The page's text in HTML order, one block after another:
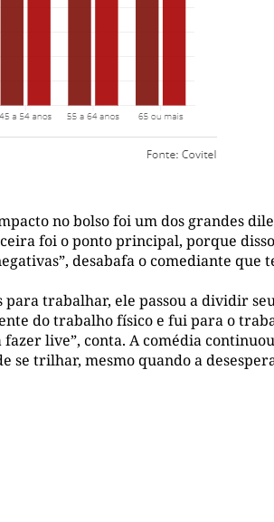
no bolso foi um dos grandes
foi o ponto principal, porque
desabafa o comediante que
trabalhar, ele passou a dividir
do trabalho físico e fui para o
live”, conta. A comédia
se trilhar, mesmo quando a